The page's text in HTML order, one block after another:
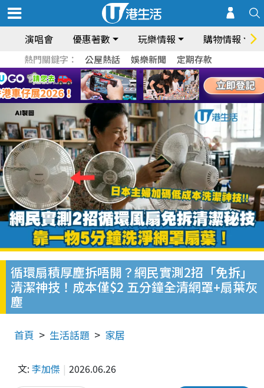
演唱會 優惠著數 玩樂情報 購物情報
熱門關鍵字： 公屋熱話 娛樂新聞 定期存款
循環扇積厚塵拆唔開？網民實測2招「免拆」
清潔神技！成本僅$2 五分鐘全清網罩+扇葉灰
塵
首頁 生活話題 家居
文: 李加傑 2026.06.26